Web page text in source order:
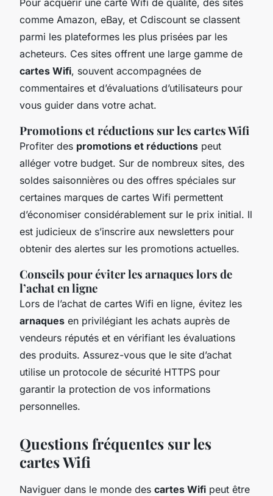
comme Amazon, eBay, et Cdiscount se classent
parmi les plateformes les plus prisées par les
acheteurs. Ces sites offrent une large gamme de
cartes Wifi, souvent accompagnées de
commentaires et d’évaluations d’utilisateurs pour
vous guider dans votre achat.
Promotions et réductions sur les cartes Wifi
Profiter des promotions et réductions peut
alléger votre budget. Sur de nombreux sites, des
soldes saisonnières ou des offres spéciales sur
certaines marques de cartes Wifi permettent
d’économiser considérablement sur le prix initial. Il
est judicieux de s’inscrire aux newsletters pour
obtenir des alertes sur les promotions actuelles.
Conseils pour éviter les arnaques lors de
l’achat en ligne
Lors de l’achat de cartes Wifi en ligne, évitez les
arnaques en privilégiant les achats auprès de
vendeurs réputés et en vérifiant les évaluations
des produits. Assurez-vous que le site d’achat
utilise un protocole de sécurité HTTPS pour
garantir la protection de vos informations
personnelles.
Questions fréquentes sur les
cartes Wifi
Naviguer dans le monde des cartes Wifi peut être